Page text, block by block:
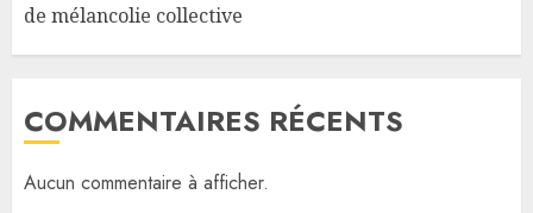
de mélancolie collective
COMMENTAIRES RÉCENTS
Aucun commentaire à afficher.